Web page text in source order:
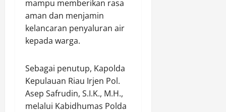
mampu memberikan rasa
aman dan menjamin
kelancaran penyaluran air
kepada warga.
Sebagai penutup, Kapolda
Kepulauan Riau Irjen Pol.
Asep Safrudin, S.I.K., M.H.,
melalui Kabidhumas Polda